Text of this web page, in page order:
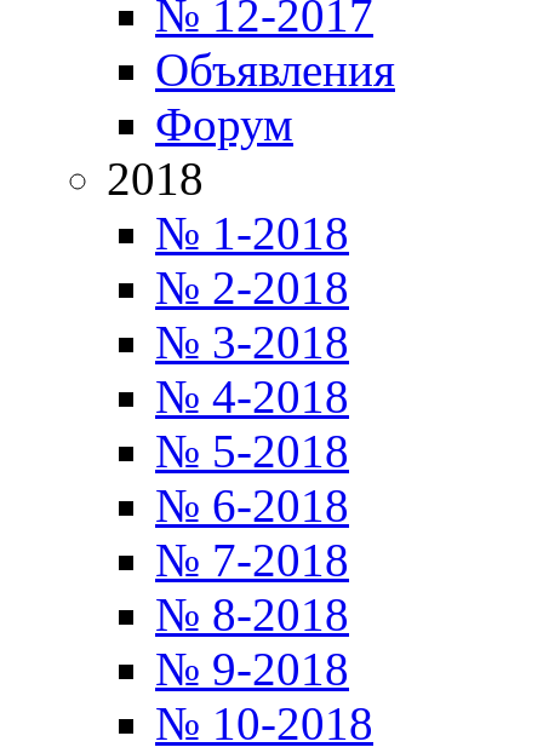
№ 12-2017
Объявления
Форум
2018
№ 1-2018
№ 2-2018
№ 3-2018
№ 4-2018
№ 5-2018
№ 6-2018
№ 7-2018
№ 8-2018
№ 9-2018
№ 10-2018